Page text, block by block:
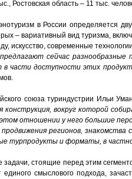
Ростовская область – 11 тыс.
в России определяется
– вариативный вид туризма,
искусство, современные
предлагают сейчас
части доступности этих
союза туриндустрии Ильи
конструкция, вокруг которой
отношении у него большие
регионов,
турпродукты и форматы, в
стоящие перед этим
смыслового подхода,